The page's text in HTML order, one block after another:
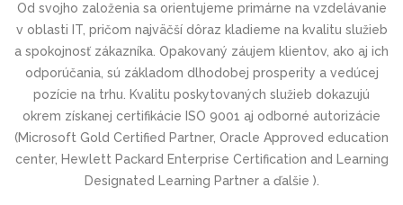
Od svojho založenia sa orientujeme primárne na vzdelávanie
v oblasti IT, pričom najväčší dôraz kladieme na kvalitu služieb
a spokojnosť zákazníka. Opakovaný záujem klientov, ako aj ich
odporúčania, sú základom dlhodobej prosperity a vedúcej
pozície na trhu. Kvalitu poskytovaných služieb dokazujú
okrem získanej certifikácie ISO 9001 aj odborné autorizácie
(Microsoft Gold Certified Partner, Oracle Approved education
center, Hewlett Packard Enterprise Certification and Learning
Designated Learning Partner a ďalšie ).